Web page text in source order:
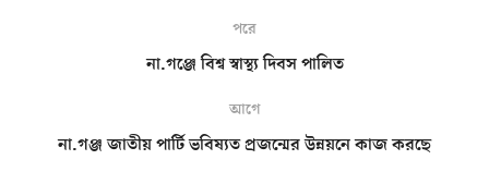
পরে
না.গঞ্জে বিশ্ব স্বাস্থ্য দিবস পালিত
আগে
না.গঞ্জ জাতীয় পার্টি ভবিষ্যত প্রজন্মের উন্নয়নে কাজ করছে